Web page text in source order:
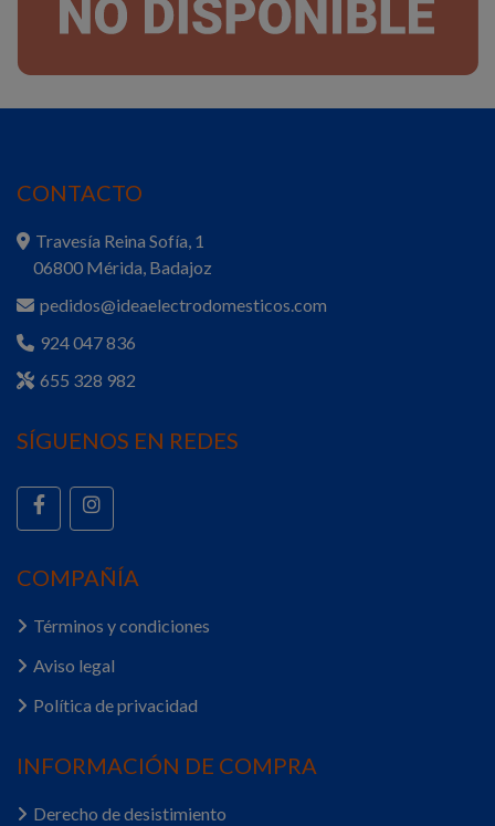
CONTACTO
Travesía Reina Sofía, 1
06800 Mérida, Badajoz
pedidos@ideaelectrodomesticos.com
924 047 836
655 328 982
SÍGUENOS EN REDES
COMPAÑÍA
Términos y condiciones
Aviso legal
Política de privacidad
INFORMACIÓN DE COMPRA
Derecho de desistimiento